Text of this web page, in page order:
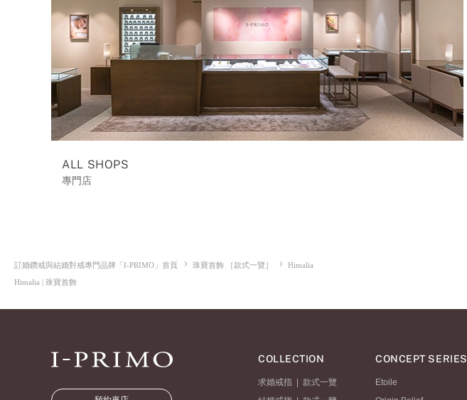
ALL SHOPS
專門店
訂婚鑽戒與結婚對戒專門品牌「I-PRIMO」首頁 珠寶首飾 ［款式一覽］
Himalia
Himalia | 珠寶首飾
COLLECTION
求婚戒指 | 款式一覽
CONCEPT SERIES
Etoile